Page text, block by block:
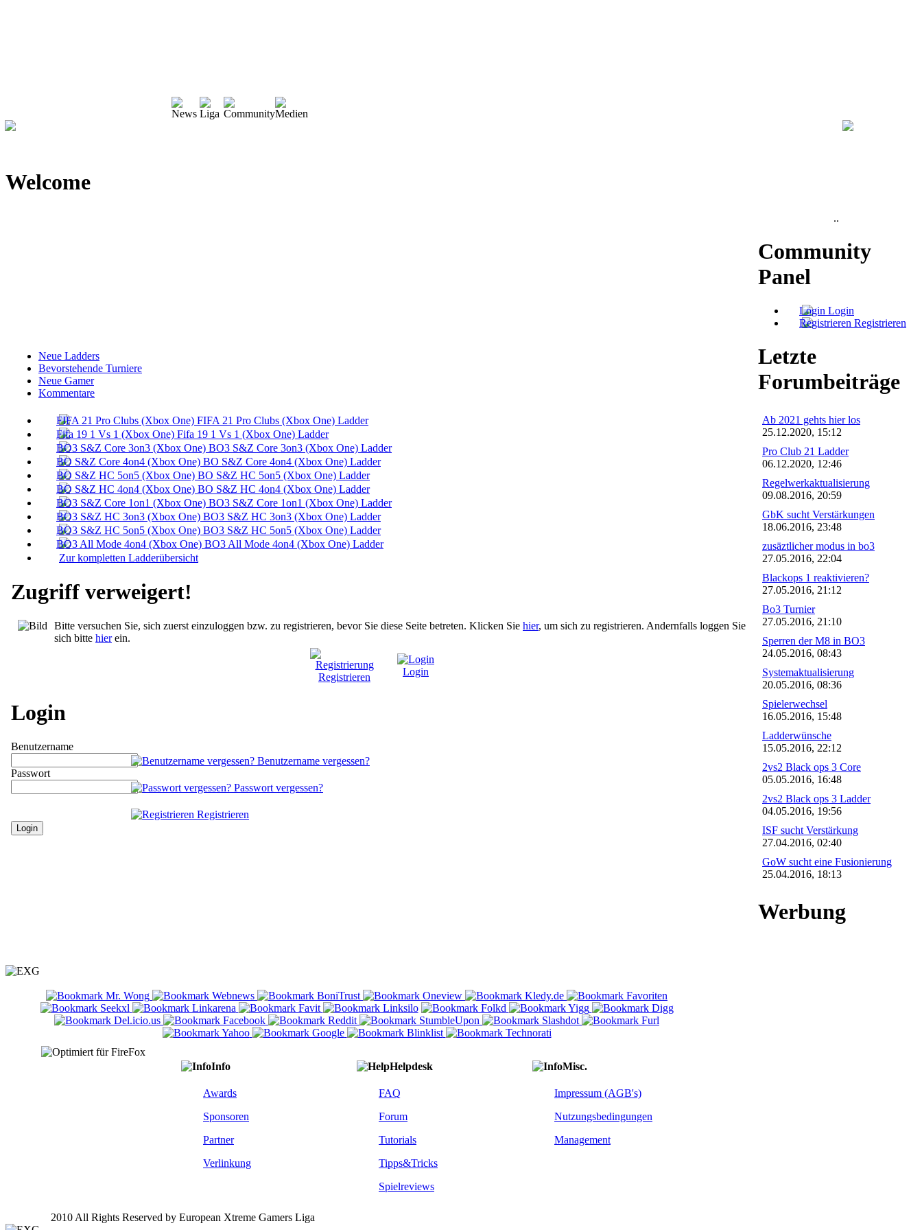
Welcome
Neue Ladders
Bevorstehende Turniere
Neue Gamer
Kommentare
FIFA 21 Pro Clubs (Xbox One) Ladder
Fifa 19 1 Vs 1 (Xbox One) Ladder
BO3 S&Z Core 3on3 (Xbox One) Ladder
BO S&Z Core 4on4 (Xbox One) Ladder
BO S&Z HC 5on5 (Xbox One) Ladder
BO S&Z HC 4on4 (Xbox One) Ladder
BO3 S&Z Core 1on1 (Xbox One) Ladder
BO3 S&Z HC 3on3 (Xbox One) Ladder
BO3 S&Z HC 5on5 (Xbox One) Ladder
BO3 All Mode 4on4 (Xbox One) Ladder
Zur kompletten Ladderübersicht
Zugriff verweigert!
Bitte versuchen Sie, sich zuerst einzuloggen bzw. zu registrieren, bevor Sie diese Seite betreten. Klicken Sie hier, um sich zu registrieren. Andernfalls loggen Sie
sich bitte hierein.
Registrieren Login
Login
Benutzername
Benutzername vergessen?
Passwort
Passwort vergessen?
Registrieren
..
Community
Panel
Login
Registrieren
Letzte
Forumbeiträge
Ab 2021 gehts hier los
25.12.2020, 15:12
Pro Club 21 Ladder
06.12.2020, 12:46
Regelwerkaktualisierung
09.08.2016, 20:59
GbK sucht Verstärkungen
18.06.2016, 23:48
zusäztlicher modus in bo3
27.05.2016, 22:04
Blackops 1 reaktivieren?
27.05.2016, 21:12
Bo3 Turnier
27.05.2016, 21:10
Sperren der M8 in BO3
24.05.2016, 08:43
Systemaktualisierung
20.05.2016, 08:36
Spielerwechsel
16.05.2016, 15:48
Ladderwünsche
15.05.2016, 22:12
2vs2 Black ops 3 Core
05.05.2016, 16:48
2vs2 Black ops 3 Ladder
04.05.2016, 19:56
ISF sucht Verstärkung
27.04.2016, 02:40
GoW sucht eine Fusionierung
25.04.2016, 18:13
Werbung
Info
Awards
Sponsoren
Partner
Verlinkung
Helpdesk
FAQ
Forum
Tutorials
Tipps&Tricks
Spielreviews
Misc.
Impressum (AGB's)
Nutzungsbedingungen
Management
2010 All Rights Reserved by European Xtreme Gamers Liga